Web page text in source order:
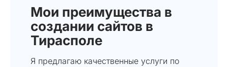
Мои преимущества в
создании сайтов в
Тирасполе
Я предлагаю качественные услуги по